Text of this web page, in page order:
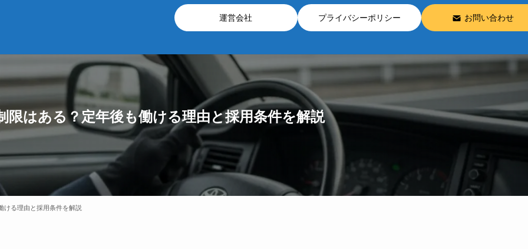
運営会社 プライバシーポリシー お問い合わせ
限はある？定年後も働ける理由と採用条件を解説
ける理由と採用条件を解説